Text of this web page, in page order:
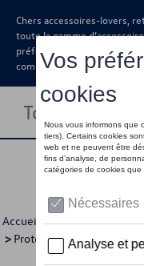
Chers accessoires-lovers,
toute la gamme
préférée sous forme de
commander auprès de
Toggle
Accueil >Catalogue
> Protection >Protection